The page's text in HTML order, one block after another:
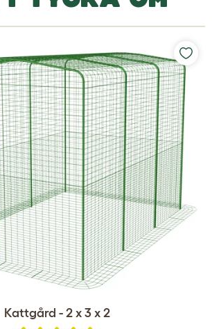
Kattgård - 2 x 3 x 2